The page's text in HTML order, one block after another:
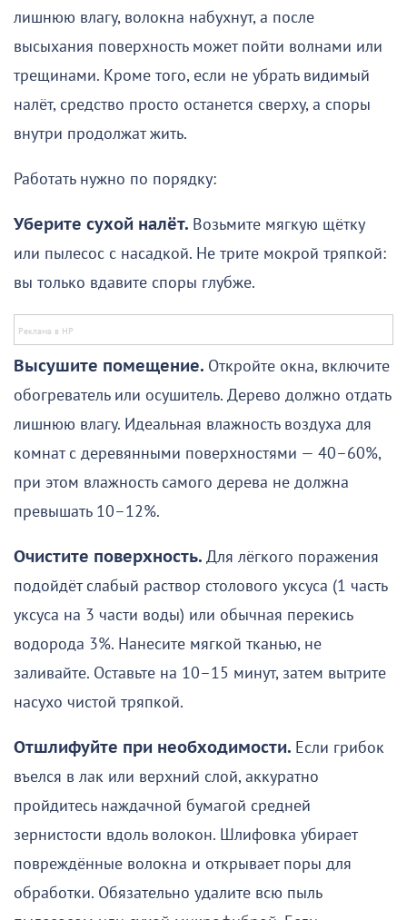
лишнюю влагу, волокна набухнут, а после
высыхания поверхность может пойти волнами или
трещинами. Кроме того, если не убрать видимый
налёт, средство просто останется сверху, а споры
внутри продолжат жить.
Работать нужно по порядку:
Уберите сухой налёт. Возьмите мягкую щётку
или пылесос с насадкой. Не трите мокрой тряпкой:
вы только вдавите споры глубже.
Высушите помещение. Откройте окна, включите
обогреватель или осушитель. Дерево должно отдать
лишнюю влагу. Идеальная влажность воздуха для
комнат с деревянными поверхностями — 40–60%,
при этом влажность самого дерева не должна
превышать 10–12%.
Очистите поверхность. Для лёгкого поражения
подойдёт слабый раствор столового уксуса (1 часть
уксуса на 3 части воды) или обычная перекись
водорода 3%. Нанесите мягкой тканью, не
заливайте. Оставьте на 10–15 минут, затем вытрите
насухо чистой тряпкой.
Отшлифуйте при необходимости. Если грибок
въелся в лак или верхний слой, аккуратно
пройдитесь наждачной бумагой средней
зернистости вдоль волокон. Шлифовка убирает
повреждённые волокна и открывает поры для
обработки. Обязательно удалите всю пыль